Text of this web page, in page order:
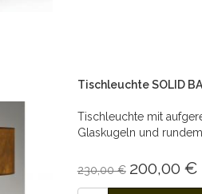
Tischleuchte SOLID
Tischleuchte mit
Glaskugeln und
230,00 € 200,00 €